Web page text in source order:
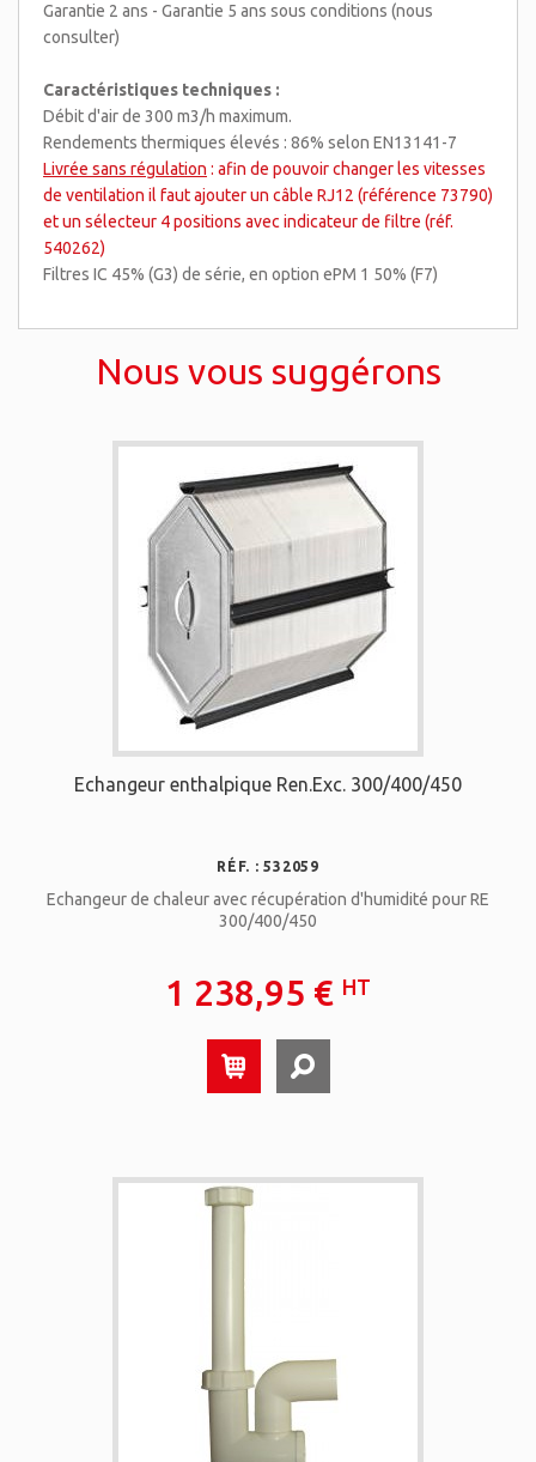
Garantie 2 ans - Garantie 5 ans sous conditions (nous
consulter)
Caractéristiques techniques :
Débit d'air de 300 m3/h maximum.
Rendements thermiques élevés : 86% selon EN13141-7
Livrée sans régulation : afin de pouvoir changer les vitesses
de ventilation il faut ajouter un câble RJ12 (référence 73790)
et un sélecteur 4 positions avec indicateur de filtre (réf.
540262)
Filtres IC 45% (G3) de série, en option ePM 1 50% (F7)
Nous vous suggérons
Echangeur enthalpique Ren.Exc. 300/400/450
RÉF. : 532059
Echangeur de chaleur avec récupération d'humidité pour RE
300/400/450
1 238,95 € HT